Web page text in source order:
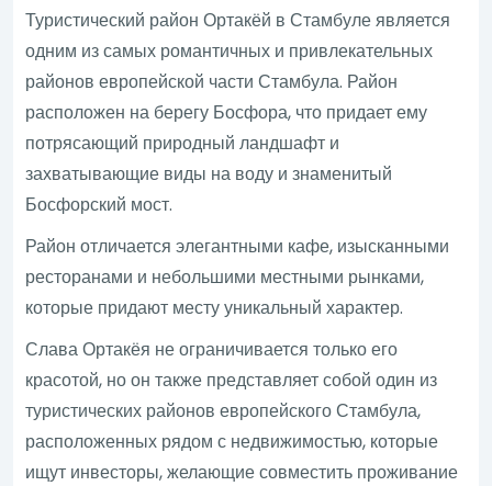
Туристический район Ортакёй в Стамбуле является
одним из самых романтичных и привлекательных
районов европейской части Стамбула. Район
расположен на берегу Босфора, что придает ему
потрясающий природный ландшафт и
захватывающие виды на воду и знаменитый
Босфорский мост.
Район отличается элегантными кафе, изысканными
ресторанами и небольшими местными рынками,
которые придают месту уникальный характер.
Слава Ортакёя не ограничивается только его
красотой, но он также представляет собой один из
туристических районов европейского Стамбула,
расположенных рядом с недвижимостью, которые
ищут инвесторы, желающие совместить проживание